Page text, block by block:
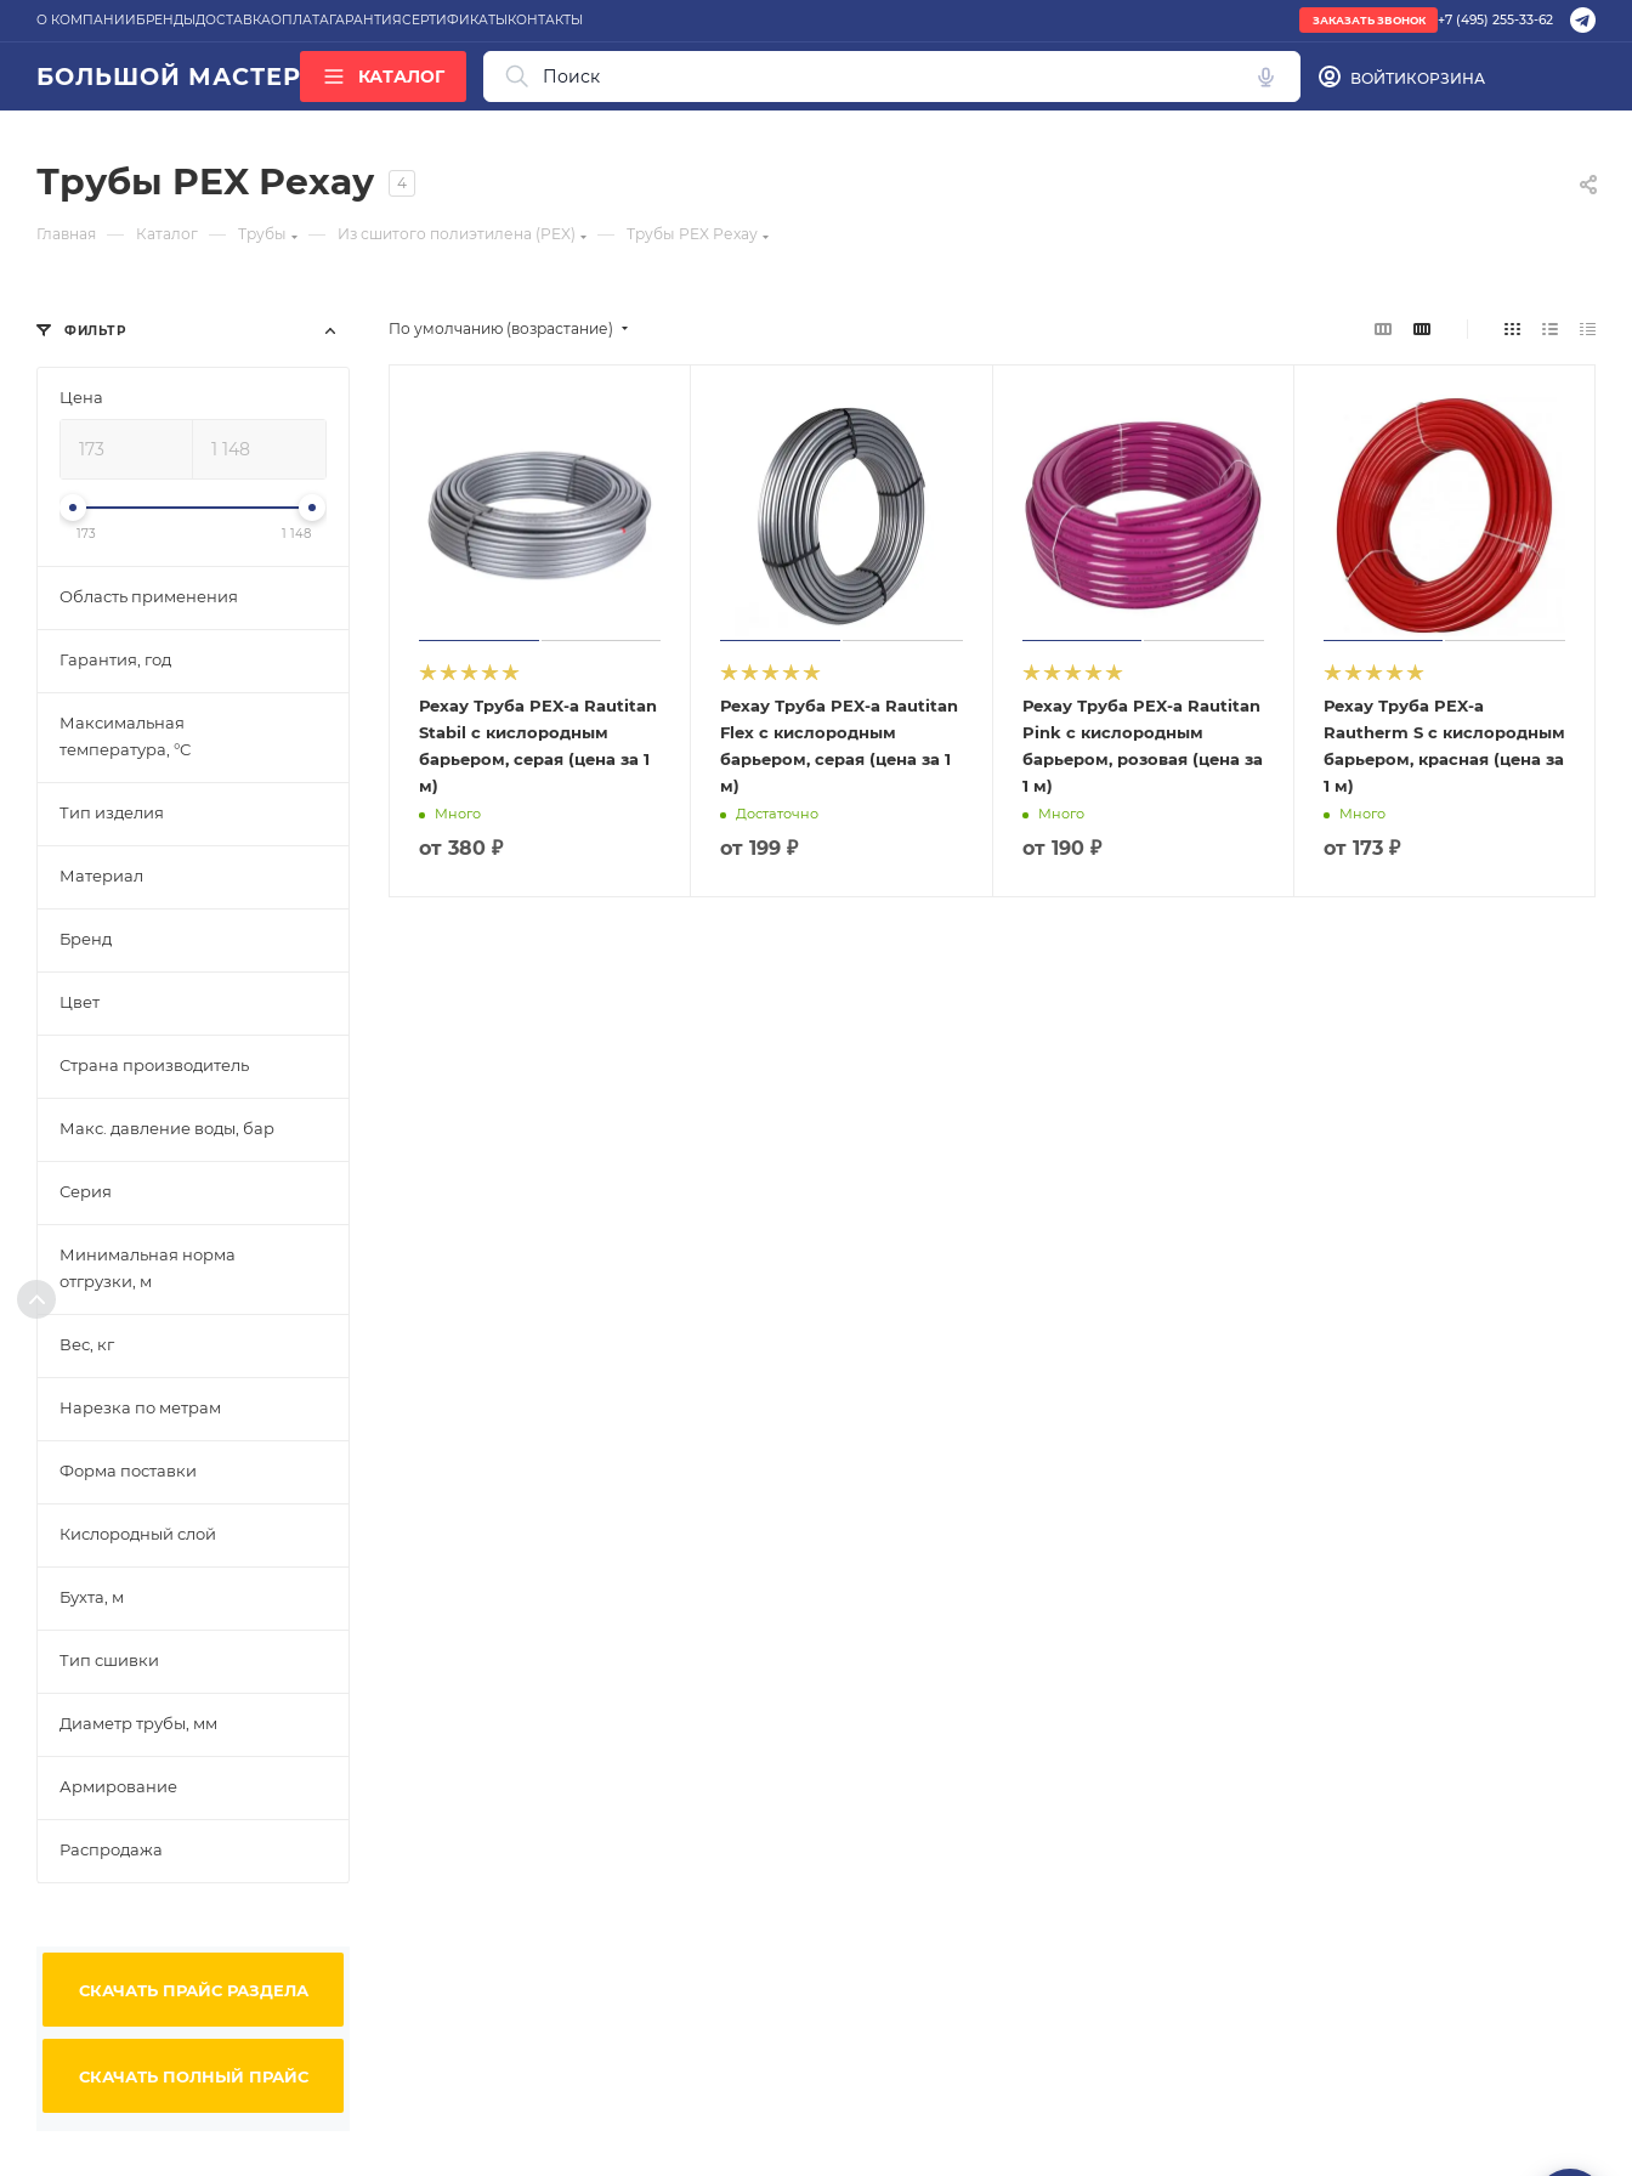
О КОМПАНИИБРЕНДЫДОСТАВКАОПЛАТАГАРАНТИЯСЕРТИФИКАТЫКОНТАКТЫ ЗАКАЗАТЬ ЗВОНОК +7 (495) 255-33-62
БОЛЬШОЙ МАСТЕР КАТАЛОГ ВОЙТИКОРЗИНА
Трубы PEX Рехау 4
Главная — Каталог — Трубы — Из сшитого полиэтилена (PEX) — Трубы PEX Рехау
По умолчанию (возрастание)
Рехау Труба PEX-а Rautitan
Stabil с кислородным
барьером, серая (цена за 1
м)
Много
от 380 ₽
Рехау Труба PEX-а Rautitan
Flex с кислородным
барьером, серая (цена за 1
м)
Достаточно
от199 ₽
Рехау Труба PEX-а Rautitan
Pink с кислородным
барьером, розовая (цена за
1 м)
Много
от 190 ₽
Рехау Труба PEX-а
Rautherm S с кислородным
барьером, красная (цена за
1 м)
Много
от 173 ₽
ФИЛЬТР
Цена
173 1 148
Область применения
Гарантия, год
Максимальная
температура, °С
Тип изделия
Материал
Бренд
Цвет
Страна производитель
Макс. давление воды, бар
Серия
Минимальная норма
отгрузки, м
Вес, кг
Нарезка по метрам
Форма поставки
Кислородный слой
Бухта, м
Тип сшивки
Диаметр трубы, мм
Армирование
Распродажа
СКАЧАТЬ ПРАЙС РАЗДЕЛА
СКАЧАТЬ ПОЛНЫЙ ПРАЙС
Подбор по параметрам
Не можете найти нужный товар? Наши
специалисты помогут с подбором.
ЗАКАЗАТЬ ЗВОНОК